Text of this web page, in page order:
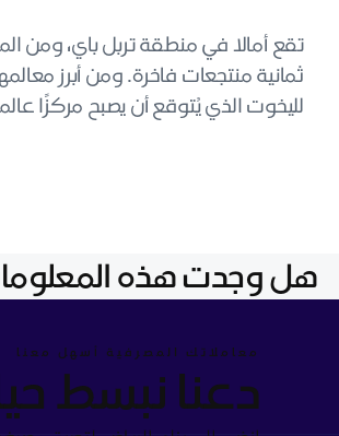
ثمانية منتجعات فاخرة. ومن أبرز
لليخوت الذي يُتوقع أن يصبح مركزًا
هل وجدت هذه
معاملاتك المصرفية أسهل معنا
دعنا نبسط